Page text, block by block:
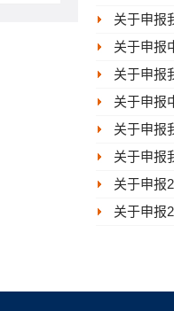
关于申报
关于申报
关于申报
关于申报
关于申报
关于申报
关于申报
关于申报